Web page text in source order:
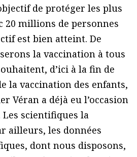
de protéger les plus
20 millions de personnes
est bien atteint. De
la vaccination à tous
d’ici à la fin de
la vaccination des enfants,
Véran a déjà eu l’occasion
Les scientifiques la
ailleurs, les données
dont nous disposons,